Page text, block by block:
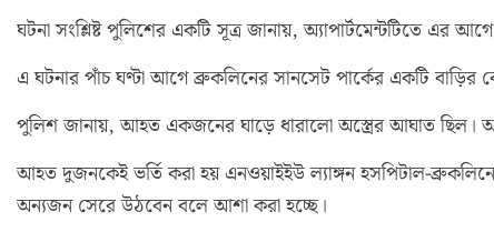
ঘটনা সংশ্লিষ্ট পুলিশের একটি সূত্র জানায়, অ্যাপার্টমেন্টটিতে এর
এ ঘটনার পাঁচ ঘণ্টা আগে ব্রুকলিনের সানসেট পার্কের একটি
পুলিশ জানায়, আহত একজনের ঘাড়ে ধারালো অস্ত্রের আঘাত ছিল।
আহত দুজনকেই ভর্তি করা হয় এনওয়াইইউ ল্যাঙ্গন হসপিটাল-
অন্যজন সেরে উঠবেন বলে আশা করা হচ্ছে।